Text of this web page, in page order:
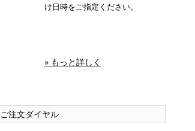
け日時をご指定ください。
» もっと詳しく
ご注文ダイヤル